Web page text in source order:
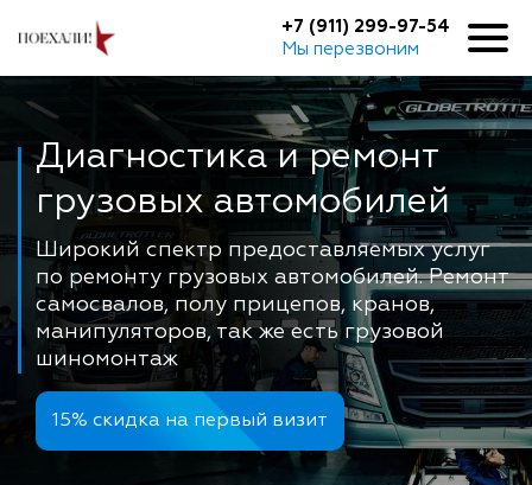
Услуги и цены
О компании
Наши работы
Как нас найти
+7 (911) 299-97-54
Мы перезвоним
Диагностика иремонт
грузовых автомобилей
Широкий спектр предоставляемых услуг
по ремонту грузовых автомобилей.Ремонт
самосвалов, полу прицепов, кранов,
манипуляторов,так же есть грузовой
шиномонтаж
15% скидка на первый визит